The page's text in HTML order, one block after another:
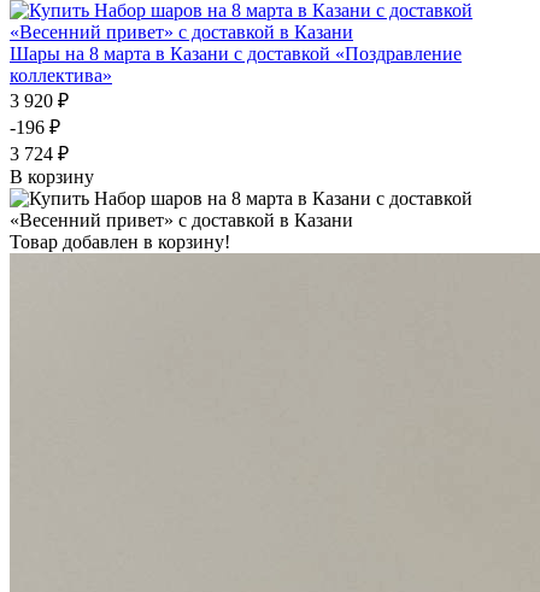
Шары на 8 марта в Казани с доставкой «Поздравление
коллектива»
3 920 ₽
-196 ₽
3 724 ₽
В корзину
Товар добавлен в корзину!